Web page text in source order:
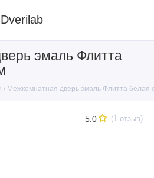
Dverilab
эмаль Флитта
Межкомнатная дверь эмаль Флитта белая
5.0 (1 отзыв)